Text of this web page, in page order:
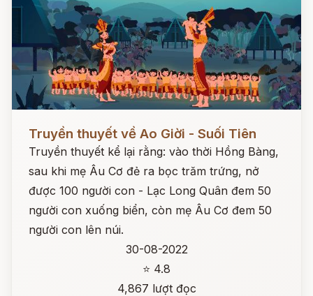
Đọc ngay
Truyền thuyết về Ao Giời - Suối Tiên
Truyền thuyết kể lại rằng: vào thời Hồng Bàng,
sau khi mẹ Âu Cơ đẻ ra bọc trăm trứng, nở
được 100 người con - Lạc Long Quân đem 50
người con xuống biển, còn mẹ Âu Cơ đem 50
người con lên núi.
30-08-2022
⭐ 4.8
4,867 lượt đọc